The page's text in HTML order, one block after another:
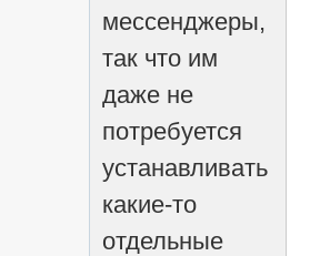
мессенджеры,
так что им
даже не
потребуется
устанавливать
какие-то
отдельные